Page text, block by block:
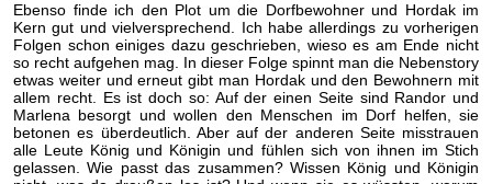
Ebenso finde ich den Plot um die Dorfbewohner und Hordak im
Kern gut und vielversprechend. Ich habe allerdings zu vorherigen
Folgen schon einiges dazu geschrieben, wieso es am Ende nicht
so recht aufgehen mag. In dieser Folge spinnt man die Nebenstory
etwas weiter und erneut gibt man Hordak und den Bewohnern mit
allem recht. Es ist doch so: Auf der einen Seite sind Randor und
Marlena besorgt und wollen den Menschen im Dorf helfen, sie
betonen es überdeutlich. Aber auf der anderen Seite misstrauen
alle Leute König und Königin und fühlen sich von ihnen im Stich
gelassen. Wie passt das zusammen? Wissen König und Königin